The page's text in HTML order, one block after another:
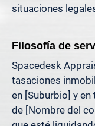
Apoyamos a
en valores
el riesgo donde
situaciones
En Spacedesk,
mercado más
verificados y
probadas para
claros y
puede respaldar.
Filosofía de
Spacedesk
tasaciones
en [Suburbio] y
de [Nombre del